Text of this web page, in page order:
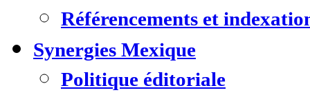
Référencements et
Synergies Mexique
Politique éditoriale